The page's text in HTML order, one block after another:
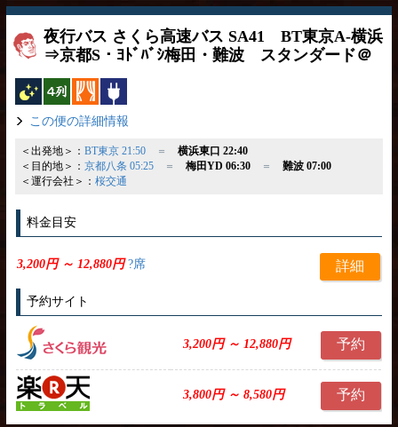
夜行バス さくら高速バス SA41 BT東京A-横浜
⇒京都S・ﾖﾄﾞﾊﾞｼ梅田・難波 スタンダード＠
夜行バス
横4列 カーテン
この便の詳細情報
＜出発地＞： BT東京 21:50＝ 横浜東口 22:40
＜目的地＞： 京都八条 05:25＝ 梅田YD 06:30＝ 難波 07:00
＜運行会社＞： 桜交通
料金目安
3,200円 ～ 12,880円?席 詳細
予約サイト
3,200円 ～ 12,880円 予約
3,800円 ～ 8,580円 予約